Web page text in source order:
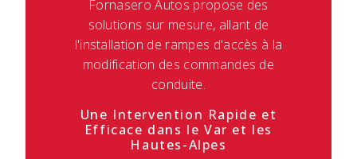
Fornasero Autos propose des
solutions sur mesure, allant de
l'installation de rampes d'accès à la
modification des commandes de
conduite.
Une Intervention Rapide et
Efficace dans le Var et les
Hautes-Alpes